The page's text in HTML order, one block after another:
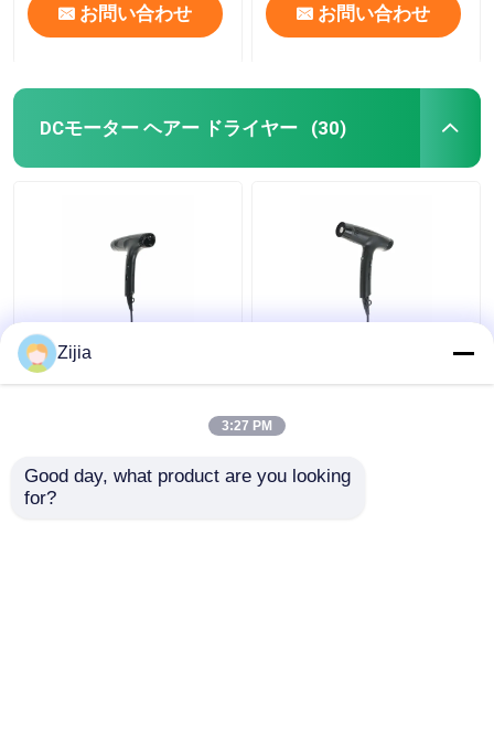
お問い合わせ お問い合わせ
DCモーター ヘアー ドライヤー (30)
高速DCモーター ヘアー
ドライヤーは折り畳み
ホテル220V/50Hz DCの
高速
Zijia
3:27 PM
Good day, what product are you looking
for?